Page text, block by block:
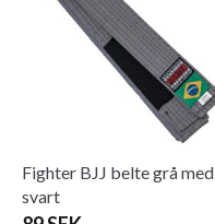
Fighter BJJ belte grå med
svart